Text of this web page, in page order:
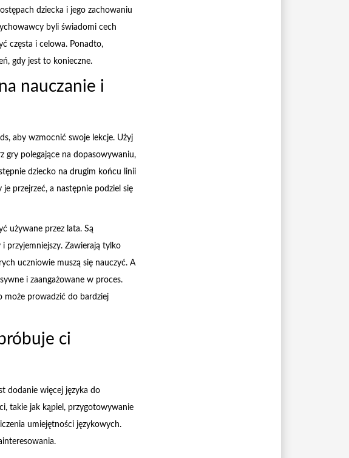
dziecka i jego zachowaniu
byli świadomi cech
częsta i celowa. Ponadto,
gdy jest to konieczne.
nauczanie i
aby wzmocnić swoje lekcje. Użyj
gry polegające na dopasowywaniu,
dziecko na drugim końcu linii
przejrzeć, a następnie podziel się
używane przez lata. Są
przyjemniejszy. Zawierają tylko
uczniowie muszą się nauczyć. A
i zaangażowane w proces.
może prowadzić do bardziej
ci
dodanie więcej języka do
takie jak kąpiel, przygotowywanie
umiejętności językowych.